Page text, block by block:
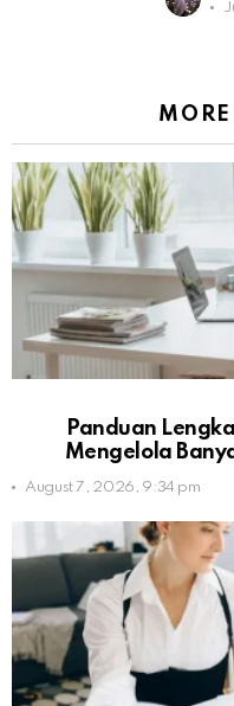
Panduan
Mengelola
August 7, 2026, 9:34 pm